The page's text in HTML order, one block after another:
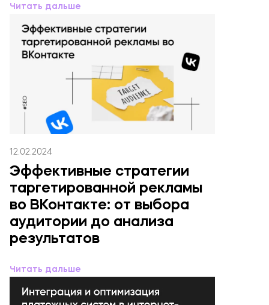
Читать дальше
12.02.2024
Эффективные стратегии
таргетированной рекламы
во ВКонтакте: от выбора
аудитории до анализа
результатов
Читать дальше